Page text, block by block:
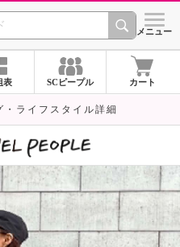
CHANNEL シメニュー
表 SCピープル カート
・ライフスタイル詳細